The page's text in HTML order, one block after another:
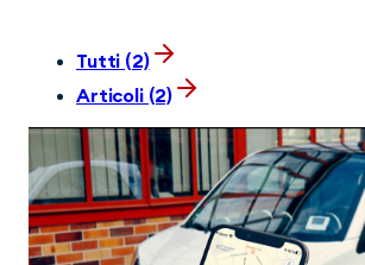
Tutti (2)
Articoli (2)